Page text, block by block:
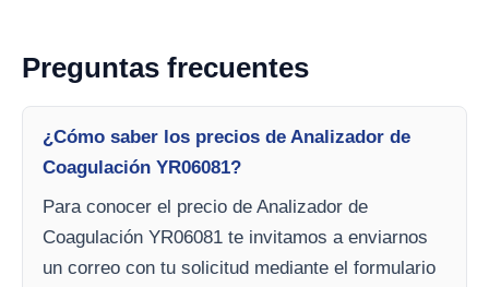
Preguntas frecuentes
¿Cómo saber los precios de Analizador de
Coagulación YR06081?
Para conocer el precio de Analizador de
Coagulación YR06081 te invitamos a enviarnos
un correo con tu solicitud mediante el formulario